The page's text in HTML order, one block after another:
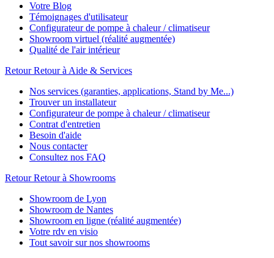
Votre Blog
Témoignages d'utilisateur
Configurateur de pompe à chaleur / climatiseur
Showroom virtuel (réalité augmentée)
Qualité de l'air intérieur
Retour Retour à Aide & Services
Nos services (garanties, applications, Stand by Me...)
Trouver un installateur
Configurateur de pompe à chaleur / climatiseur
Contrat d'entretien
Besoin d'aide
Nous contacter
Consultez nos FAQ
Retour Retour à Showrooms
Showroom de Lyon
Showroom de Nantes
Showroom en ligne (réalité augmentée)
Votre rdv en visio
Tout savoir sur nos showrooms